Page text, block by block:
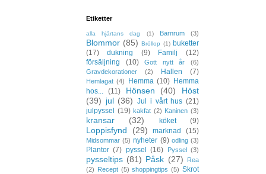
Etiketter
alla hjärtans dag (1) Barnrum (3)
Blommor (85) Bröllop (1) buketter
(17)
dukning (9) Familj
(12)
försäljning
(10) Gott nytt år
(6)
Gravdekorationer
(2) Hallen (7)
Hemlagat (4) Hemma (10) Hemma
hos...
(11) Hönsen (40)
Höst
(39) jul (36) Jul i vårt hus (21)
julpyssel
(19) kakfat (2) Kaninen (3)
kransar (32) köket (9)
Loppisfynd (29) marknad (15)
Midsommar (5) nyheter (9) odling (3)
Plantor (7) pyssel (16) Pyssel (3)
pysseltips (81) Påsk (27)
Rea
(2) Recept (5) shoppingtips (5) Skrot